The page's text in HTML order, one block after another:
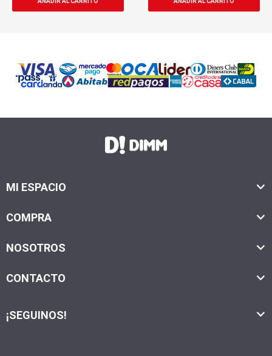
MI ESPACIO
COMPRA
NOSOTROS
CONTACTO
¡SEGUINOS!